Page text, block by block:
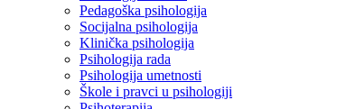
Pedagoška psihologija
Socijalna psihologija
Klinička psihologija
Psihologija rada
Psihologija umetnosti
Škole i pravci u psihologiji